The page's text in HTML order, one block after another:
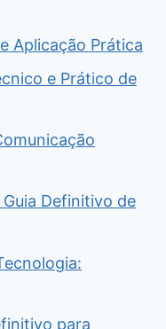
Aplicação Prática
e Prático de
Definitivo de
para